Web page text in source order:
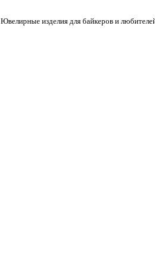
Ювелирные изделия для байкеров и